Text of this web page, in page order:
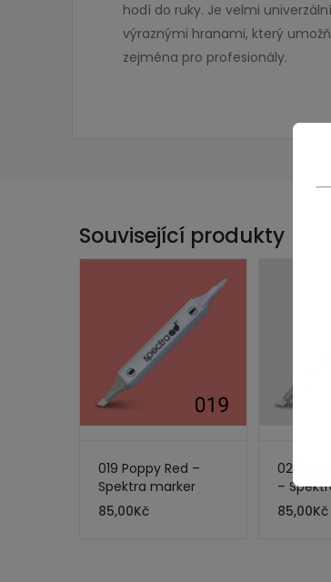
hodí do ruky. Je velmi
výraznými hranami, který
zejména pro profesionály.
Související produkty
019 Poppy Red –
Spektra marker
85,00Kč
026
–
85,00Kč